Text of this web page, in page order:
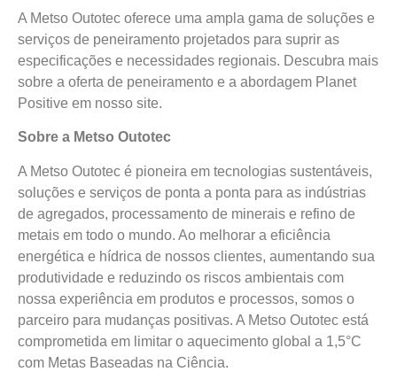
A Metso Outotec oferece uma ampla gama de soluções e
serviços de peneiramento projetados para suprir as
especificações e necessidades regionais. Descubra mais
sobre a oferta de peneiramento e a abordagem Planet
Positive em nosso site.
Sobre a Metso Outotec
A Metso Outotec é pioneira em tecnologias sustentáveis,
soluções e serviços de ponta a ponta para as indústrias
de agregados, processamento de minerais e refino de
metais em todo o mundo. Ao melhorar a eficiência
energética e hídrica de nossos clientes, aumentando sua
produtividade e reduzindo os riscos ambientais com
nossa experiência em produtos e processos, somos o
parceiro para mudanças positivas. A Metso Outotec está
comprometida em limitar o aquecimento global a 1,5°C
com Metas Baseadas na Ciência.